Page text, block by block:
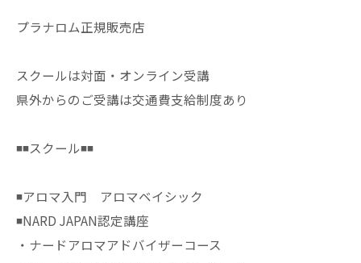
プラナロム正規販売店
スクールは対面・オンライン受講
県外からのご受講は交通費支給制度あり
◾️◾️スクール◾️◾️
◾️アロマ入門 アロマベイシック
◾️NARD JAPAN認定講座
・ナードアロマアドバイザーコース